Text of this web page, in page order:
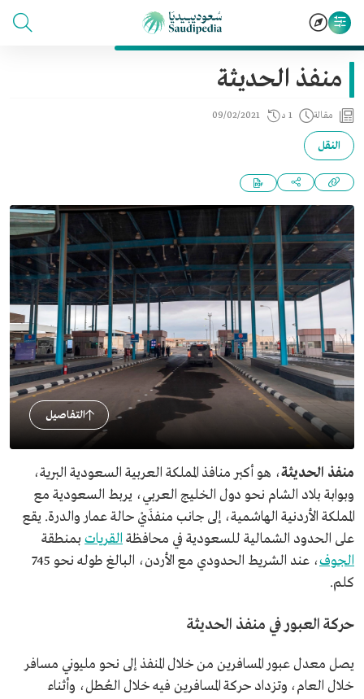
منفذ الحديثة
مقالة 1 د 09/02/2021
النقل
التفاصيل
منفذ الحديثة، هو أكبر منافذ المملكة العربية السعودية البرية،
وبوابة بلاد الشام نحو دول الخليج العربي، يربط السعودية مع
المملكة الأردنية الهاشمية، إلى جانب منفذَيْ حالة عمار والدرة. يقع
على الحدود الشمالية للسعودية في محافظة القريات بمنطقة
الجوف
، عند الشريط الحدودي مع الأردن، البالغ طوله نحو 745
كلم.
حركة العبور في منفذ الحديثة
يصل معدل عبور المسافرين من خلال المنفذ إلى نحو مليوني مسافر
خلال العام، وتزداد حركة المسافرين فيه خلال العُطل، وأثناء